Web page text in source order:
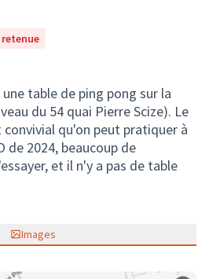
retenue
table de ping pong sur la
du 54 quai Pierre Scize). Le
qu'on peut pratiquer à
de 2024, beaucoup de
et il n'y a pas de table
Images